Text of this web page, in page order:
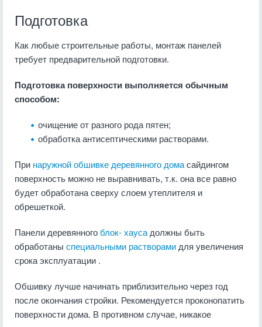
Подготовка
Как любые строительные работы, монтаж панелей
требует предварительной подготовки.
Подготовка поверхности выполняется обычным
способом:
очищение от разного рода пятен;
обработка антисептическими растворами.
При наружной обшивке деревянного домасайдингом
поверхность можно не выравнивать, т.к. она все равно
будет обработана сверху слоем утеплителя и
обрешеткой.
Панели деревянногоблок- хауса должны быть
обработаны специальными растворами для увеличения
срока эксплуатации .
Обшивку лучше начинать приблизительно через год
после окончания стройки. Рекомендуется проконопатить
поверхности дома. В противном случае, никакое